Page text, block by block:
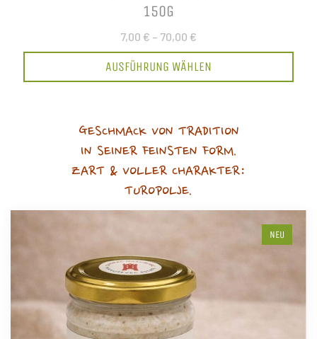
150G
7,00 € – 70,00 €
AUSFÜHRUNG WÄHLEN
GESCHMACK VON TRADITION
IN SEINER FEINSTEN FORM.
ZART & VOLLER CHARAKTER:
TUROPOLJE.
NEU